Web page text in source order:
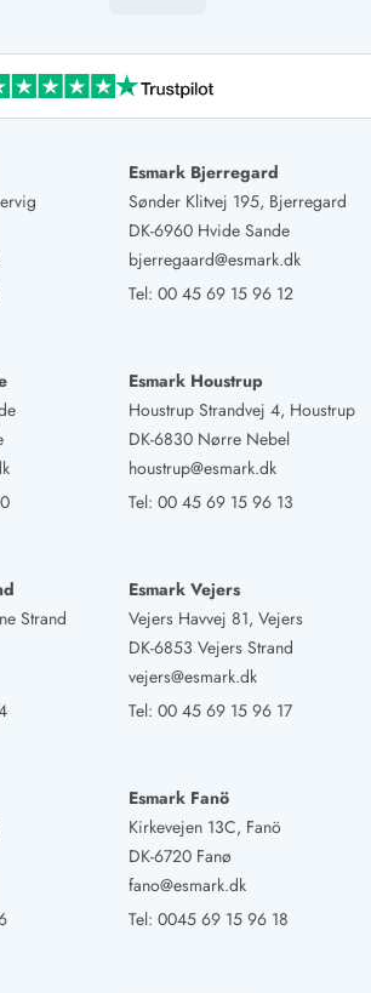
Esmark Bjerregard
Sønder Klitvej 195, Bjerregard
DK-6960 Hvide Sande
bjerregaard@esmark.dk
Tel: 00 45 69 15 96 12
Esmark Houstrup
Houstrup Strandvej 4, Houstrup
DK-6830 Nørre Nebel
houstrup@esmark.dk
Tel: 00 45 69 15 96 13
Strand
Esmark Vejers
Vejers Havvej 81, Vejers
DK-6853 Vejers Strand
vejers@esmark.dk
Tel: 00 45 69 15 96 17
Esmark Fanö
Kirkevejen 13C, Fanö
DK-6720 Fanø
fano@esmark.dk
Tel: 0045 69 15 96 18